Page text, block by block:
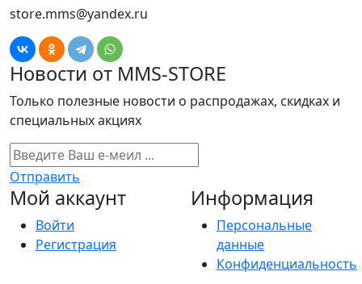
store.mms@yandex.ru
Новости от MMS-STORE
Только полезные новости о распродажах, скидках и
специальных акциях
Отправить
Мой аккаунт
Войти
Регистрация
Информация
Персональные
данные
Конфиденциальность